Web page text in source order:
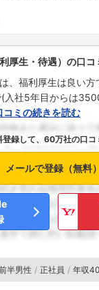
厚生・待遇）の口コ
、福利厚生は良い
入社5年目からは
コミの続きを読む
登録して、60万社の口コ
メールで登録（無料）
半男性 正社員 年収